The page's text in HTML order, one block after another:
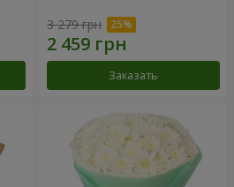
3 279 грн
Заказать